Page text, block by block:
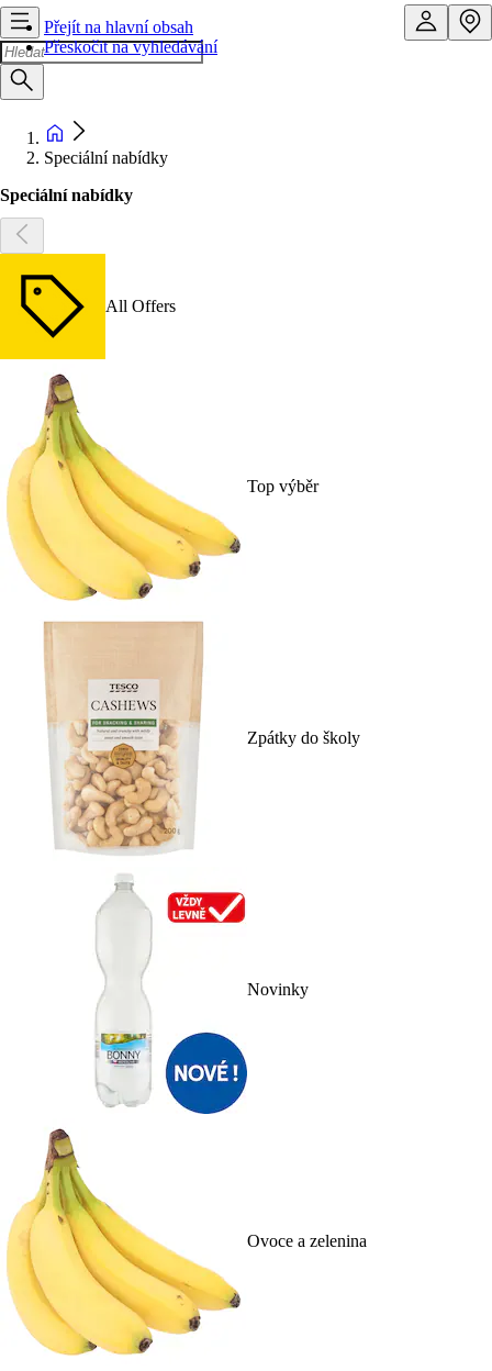
Přejít na hlavní obsah
Přeskočit na vyhledávání
Speciální nabídky
Speciální nabídky
All Offers
Top výběr
Zpátky do školy
Novinky
Ovoce a zelenina